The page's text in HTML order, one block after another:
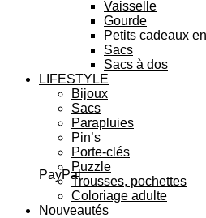
PayPal
Vaisselle
Gourde
Petits cadeaux
Sacs
Sacs à dos
LIFESTYLE
Bijoux
Sacs
Parapluies
Pin’s
Porte-clés
Puzzle
Trousses, pochettes
Coloriage adulte
Nouveautés